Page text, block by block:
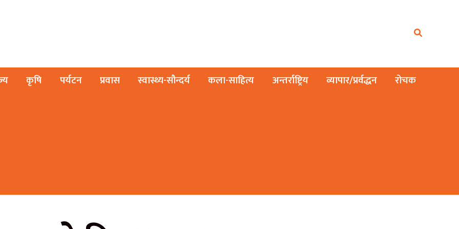
कृषि पर्यटन प्रवास स्वास्थ्य-सौन्दर्य कला-साहित्य अन्तर्राष्ट्रिय व्यापार/प्रर्वद्धन रोचक